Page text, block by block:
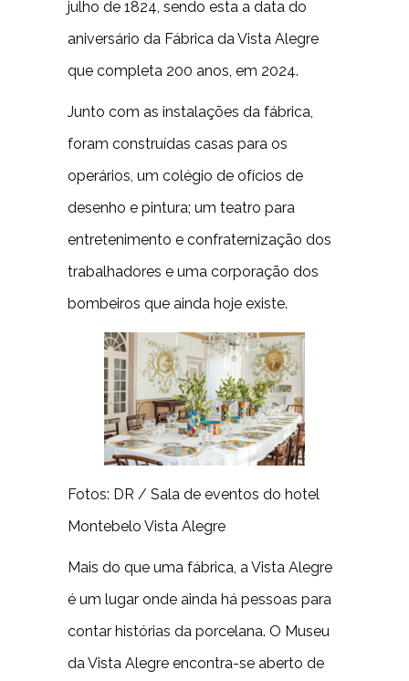
julho de 1824, sendo esta a data do
aniversário da Fábrica da Vista Alegre
que completa 200 anos, em 2024.
Junto com as instalações da fábrica,
foram construídas casas para os
operários, um colégio de ofícios de
desenho e pintura; um teatro para
entretenimento e confraternização dos
trabalhadores e uma corporação dos
bombeiros que ainda hoje existe.
Fotos: DR / Sala de eventos do hotel
Montebelo Vista Alegre
Mais do que uma fábrica, a Vista Alegre
é um lugar onde ainda há pessoas para
contar histórias da porcelana. O Museu
da Vista Alegre encontra-se aberto de